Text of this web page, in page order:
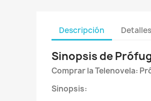
Descripción
Sinopsis de
Comprar la Telenovela:
Sinopsis: